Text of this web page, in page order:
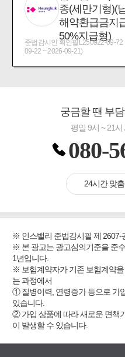
종(세만기형)(
해약환급금지
50%지급형)
준법감시인 확인필L250922-09-72
09-22 ~ 2026-09-21)
궁금할 땐 부
평일 9시 ~ 21
080-
24시간 맞
※ 인스밸리 준법감시필 제 2607-
※ 본 광고는 광고심의기준을 준
1년입니다.
※ 보험계약자가 기존 보험계약
는 과정에서
① 질병이력, 연령증가 등으로 가
있습니다.
② 가입 상품에 따라 새로운 면책
이 발생할 수 있습니다.